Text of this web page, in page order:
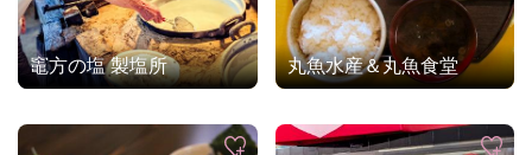
竈方の塩 製塩所 丸魚水産＆丸魚食堂